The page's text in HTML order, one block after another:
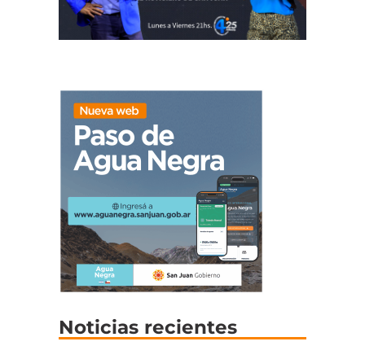
Noticias recientes